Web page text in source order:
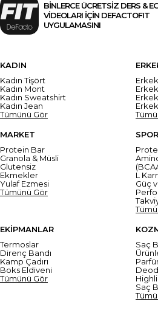
BİNLERCE ÜCRETSİZ DERS &
VİDEOLARI İÇİN DEFACTOFIT
UYGULAMASINI
KADIN
Kadın Tişört
Kadın Mont
Kadın Sweatshirt
Kadın Jean
Tümünü Gör
MARKET
Protein Bar
Granola & Müsli
Glutensiz
Ekmekler
Yulaf Ezmesi
Tümünü Gör
L
Güç
EKİPMANLAR
Termoslar
Direnç Bandı
Kamp Çadırı
Boks Eldiveni
Tümünü Gör
Saç
Saç